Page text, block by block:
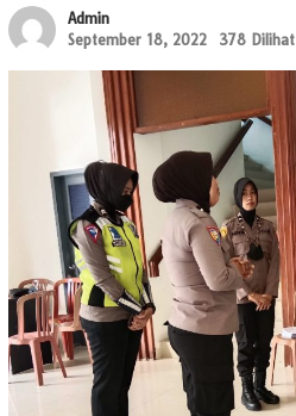
Admin
September 18, 2022
378 Dilihat